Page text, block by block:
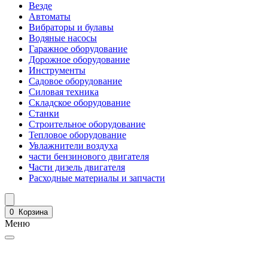
Везде
Автоматы
Вибраторы и булавы
Водяные насосы
Гаражное оборудование
Дорожное оборудование
Инструменты
Садовое оборудование
Силовая техника
Складское оборудование
Станки
Строительное оборудование
Тепловое оборудование
Увлажнители воздуха
части бензинового двигателя
Части дизель двигателя
Расходные материалы и запчасти
0 Корзина
Меню